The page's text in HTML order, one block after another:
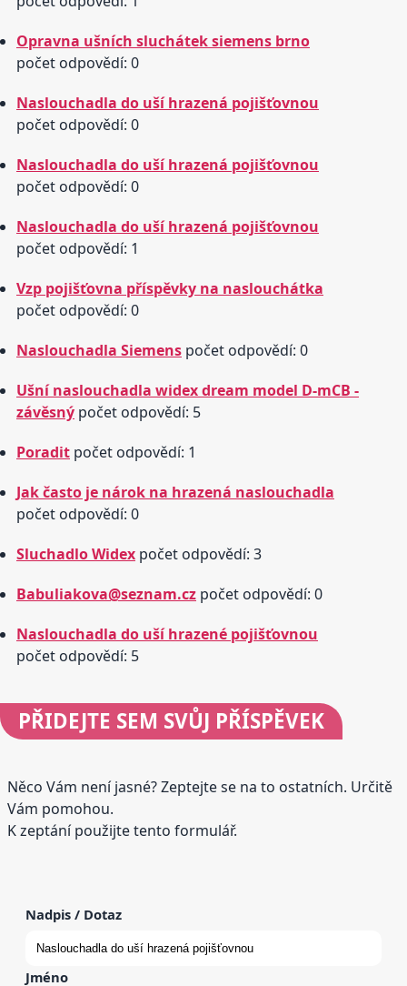
Opravna ušních sluchátek siemens brno
počet odpovědí: 0
Naslouchadla do uší hrazená pojišťovnou
počet odpovědí: 0
Naslouchadla do uší hrazená pojišťovnou
počet odpovědí: 0
Naslouchadla do uší hrazená pojišťovnou
počet odpovědí: 1
Vzp pojišťovna příspěvky na naslouchátka
počet odpovědí: 0
Naslouchadla Siemens počet odpovědí: 0
Ušní naslouchadla widex dream model D-mCB -
závěsný počet odpovědí: 5
Poradit počet odpovědí: 1
Jak často je nárok na hrazená naslouchadla
počet odpovědí: 0
Sluchadlo Widex počet odpovědí: 3
Babuliakova@seznam.cz počet odpovědí: 0
Naslouchadla do uší hrazené pojišťovnou
počet odpovědí: 5
PŘIDEJTE SEM SVŮJ PŘÍSPĚVEK
Něco Vám není jasné? Zeptejte se na to ostatních. Určitě
Vám pomohou.
K zeptání použijte tento formulář.
Nadpis / Dotaz
Jméno